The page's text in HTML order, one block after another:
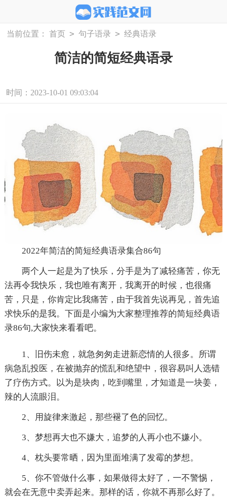
当前位置： 首页 > 句子语录 > 经典语录
简洁的简短经典语录
时间：2023-10-01 09:03:04
2022年简洁的简短经典语录集合86句
两个人一起是为了快乐，分手是为了减轻痛苦，你无
法再令我快乐，我也唯有离开，我离开的时候，也很痛
苦，只是，你肯定比我痛苦，由于我首先说再见，首先追
求快乐的是我。下面是小编为大家整理推荐的简短经典语
录86句,大家快来看看吧。
1、旧伤未愈，就急匆匆走进新恋情的人很多。所谓
病急乱投医，在被抛弃的慌乱和绝望中，很容易叫人选错
了疗伤方式。以为是块肉，吃到嘴里，才知道是一块姜，
辣的人流眼泪。
2、用旋律来激起，那些褪了色的回忆。
3、梦想再大也不嫌大，追梦的人再小也不嫌小。
4、枕头要常晒，因为里面堆满了发霉的梦想。
5、你不管做什么事，如果做得太好了，一不警惕，
就会在无意中卖弄起来。那样的话，你就不再那么好了。